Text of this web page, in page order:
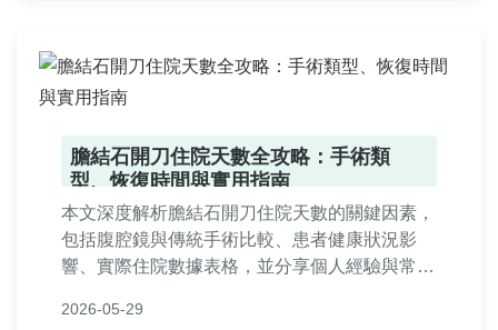
膽結石開刀住院天數全攻略：手術類
型、恢復時間與實用指南
本文深度解析膽結石開刀住院天數的關鍵因素，
包括腹腔鏡與傳統手術比較、患者健康狀況影
響、實際住院數據表格，並分享個人經驗與常見
訊，做出明智決策。住院天數從1天到7天不等，
2026-05-29